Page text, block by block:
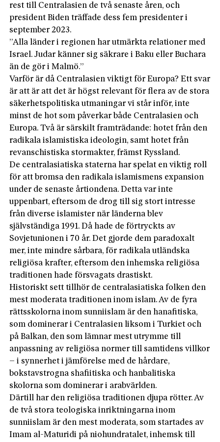
rest till Centralasien de två senaste åren, och
president Biden träffade dess fem presidenter i
september 2023.
”Alla länder i regionen har utmärkta relationer med
Israel. Judar känner sig säkrare i Baku eller Buchara
än de gör i Malmö.”
Varför är då Centralasien viktigt för Europa? Ett svar
är att är att det är högst relevant för flera av de stora
säkerhetspolitiska utmaningar vi står inför, inte
minst de hot som påverkar både Centralasien och
Europa. Två är särskilt framträdande: hotet från den
radikala islamistiska ideologin, samt hotet från
revanschistiska stormakter, främst Ryssland.
De centralasiatiska staterna har spelat en viktig roll
för att bromsa den radikala islamismens expansion
under de senaste årtiondena. Detta var inte
uppenbart, eftersom de drog till sig stort intresse
från diverse islamister när länderna blev
självständiga 1991. Då hade de förtryckts av
Sovjetunionen i 70 år. Det gjorde dem paradoxalt
mer, inte mindre sårbara, för radikala utländs­ka
religiösa krafter, eftersom den inhemska religiösa
traditionen hade försvagats drastiskt.
Historiskt sett tillhör de centralasiatiska folken den
mest moderata traditionen inom islam. Av de fyra
rättsskolorna inom sunniislam är den hanafitiska,
som dominerar i Centralasien liksom i Turkiet och
på Balkan, den som lämnar mest utrymme till
anpassning av religiösa normer till samtidens villkor
– i synnerhet i jämförelse med de hårdare,
bokstavstrogna shafiitiska och hanbalitiska
skolorna som dominerar i arabvärlden.
Därtill har den religiösa traditionen djupa rötter. Av
de två stora teologiska inriktningarna inom
sunniislam är den mest moderata, som startades av
Imam al-Maturidi på niohundratalet, inhemsk till